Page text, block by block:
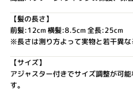
【髪の長さ】
前髪:12cm 横髪:8.5cm 全長:25cm
※長さは測り方よって実物と若干異な
【サイズ】
アジャスター付きでサイズ調整が可
す。